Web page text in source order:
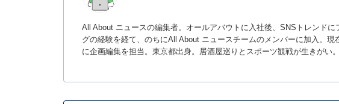
All About ニュースの編集者。オールアバウトに入社後、SNSトレンド
グの経験を経て、のちにAll About ニュースチームのメンバーに加入。
に企画編集を担当。東京都出身。居酒屋巡りとスポーツ観戦が生きがい。